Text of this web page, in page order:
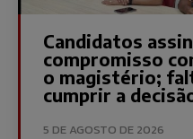
Candidatos
compromisso
o magistério;
cumprir a
5 DE AGOSTO DE 2026